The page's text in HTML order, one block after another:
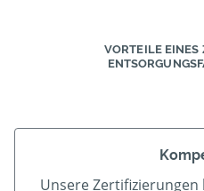
VORTEILE EINES
Unsere Zertifizierungen